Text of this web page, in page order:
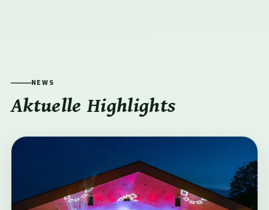
NEWS
Aktuelle Highlights